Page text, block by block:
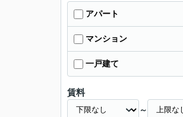
アパート
マンション
一戸建て
賃料
～